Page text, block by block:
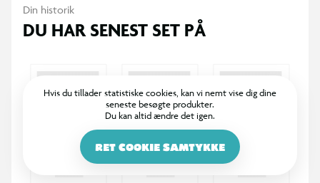
Din historik
DU HAR SENEST SET PÅ
Hvis du tillader statistiske cookies, kan vi nemt vise dig dine
seneste besøgte produkter.
Du kan altid ændre det igen.
RET COOKIE SAMTYKKE